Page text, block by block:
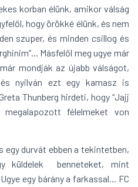
korban élünk, amikor válság
hogy örökké élünk, és nem
szuper, és minden csillog és
Másfelől meg ugye már
mondják az újabb válságot,
nyilván ezt egy kamasz is
Thunberg hirdeti, hogy “Jajj
félelmeket von
durvát ebben a tekintetben,
küldelek benneteket, mint
egy bárány a farkassal... FC